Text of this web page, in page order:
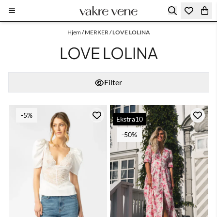
Hopp til innhold
Hjem/MERKER /LOVE LOLINA
LOVE LOLINA
Filter
-5%
Ekstra10
-50%